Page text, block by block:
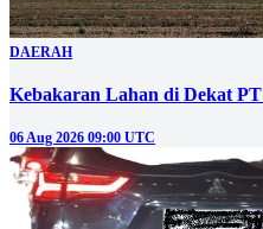
DAERAH
Kebakaran Lahan di Dekat
06 Aug 2026 09:00 UTC